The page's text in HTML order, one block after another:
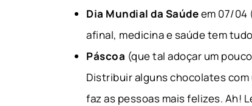
Dia Mundial da Saúdeem 07/04
afinal, medicina e saúde tem
Páscoa (que tal adoçar um
Distribuir alguns chocolates
faz as pessoas mais felizes. Ah!